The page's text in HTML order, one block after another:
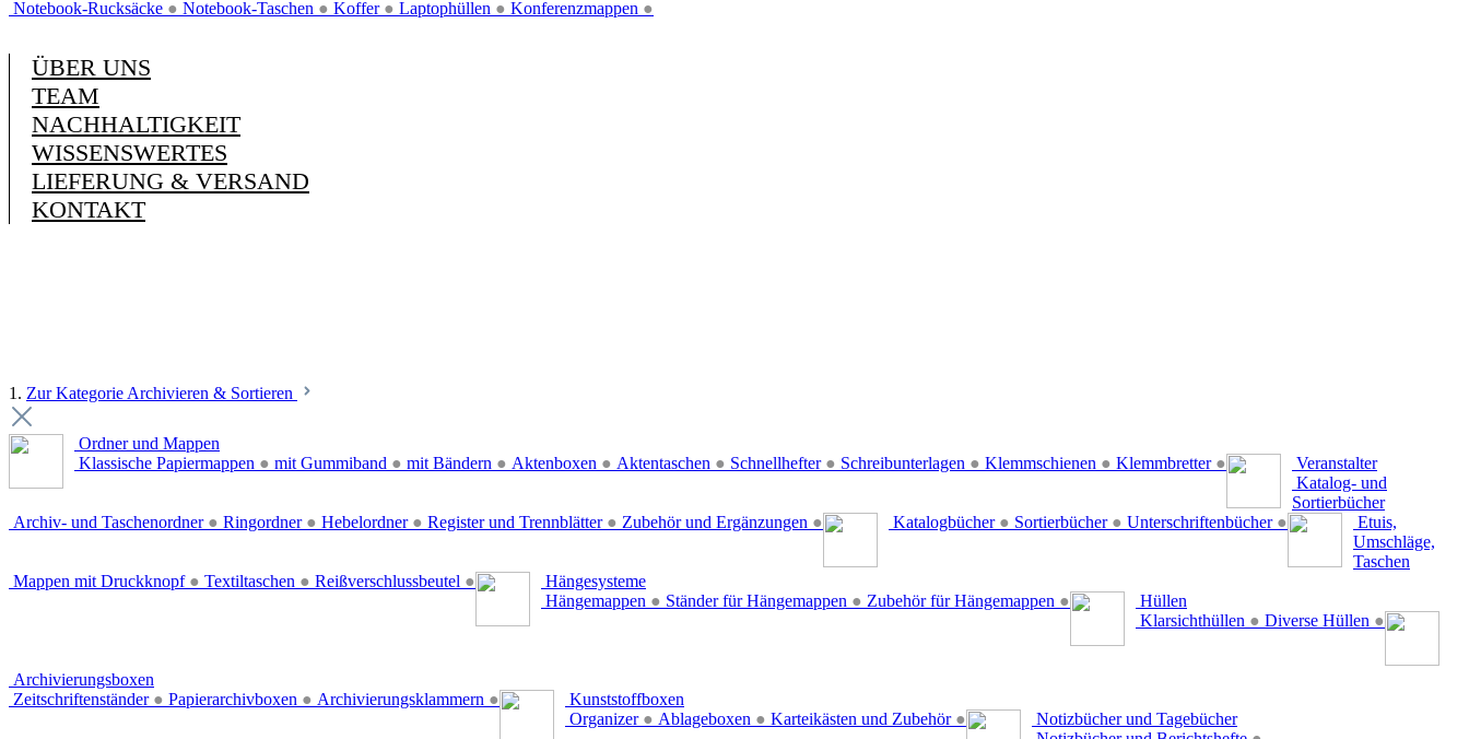
Notebook-Rucksäcke ● Notebook-Taschen ● Koffer ● Laptophüllen ● Konferenzmappen ●
ÜBER UNS
TEAM
NACHHALTIGKEIT
WISSENSWERTES
LIEFERUNG & VERSAND
KONTAKT
1. Zur Kategorie Archivieren & Sortieren
Ordner und Mappen
Klassische Papiermappen ● mit Gummiband ● mit Bändern ● Aktenboxen ● Aktentaschen ● Schnellhefter ● Schreibunterlagen ● Klemmschienen ● Klemmbretter ● Veranstalter
Archiv- und Taschenordner ● Ringordner ● Hebelordner ● Register und Trennblätter ● Zubehör und Ergänzungen ●
Katalog- und
Sortierbücher
Katalogbücher ● Sortierbücher ● Unterschriftenbücher ●
Etuis,
Umschläge,
Taschen
Mappen mit Druckknopf ● Textiltaschen ● Reißverschlussbeutel ●
Hängesysteme
Hängemappen ● Ständer für Hängemappen ● Zubehör für Hängemappen ●
Hüllen
Klarsichthüllen ● Diverse Hüllen ●
Archivierungsboxen
Zeitschriftenständer ● Papierarchivboxen ● Archivierungsklammern ●
Kunststoffboxen
Organizer ● Ablageboxen ● Karteikästen und Zubehör ●
Notizbücher und Tagebücher